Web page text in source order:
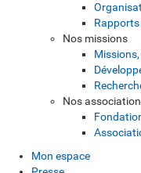
Rapports
Nos missions
Nos
Mon espace